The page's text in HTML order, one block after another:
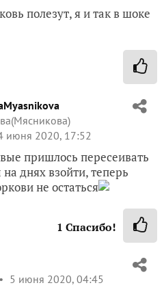
полезут, я и так в шоке
июня 2020, 17:52
пришлось пересеивать
днях взойти, теперь
не остаться
1 Спасибо!
5 июня 2020, 04:45